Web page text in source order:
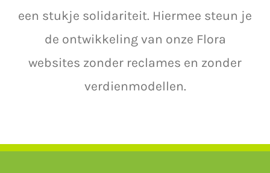
een stukje solidariteit. Hiermee steun je
de ontwikkeling van onze Flora
websites zonder reclames en zonder
verdienmodellen.